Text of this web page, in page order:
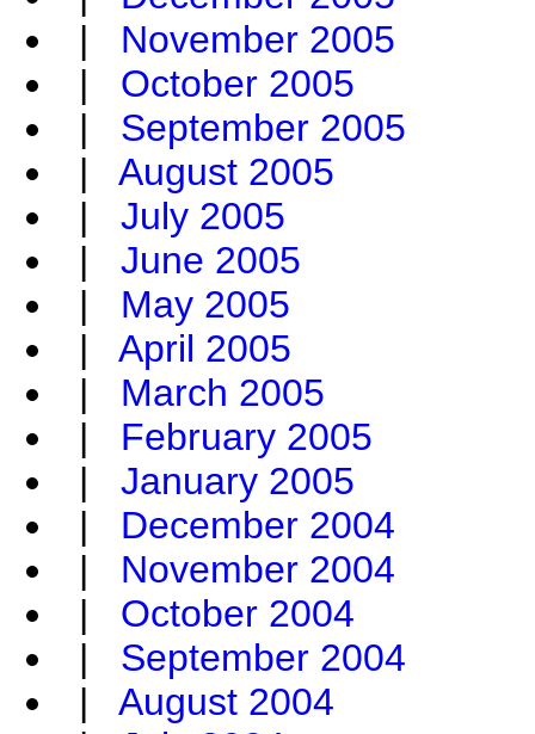
| November 2005
| October 2005
| September 2005
| August 2005
| July 2005
| June 2005
| May 2005
| April 2005
| March 2005
| February 2005
| January 2005
| December 2004
| November 2004
| October 2004
| September 2004
| August 2004